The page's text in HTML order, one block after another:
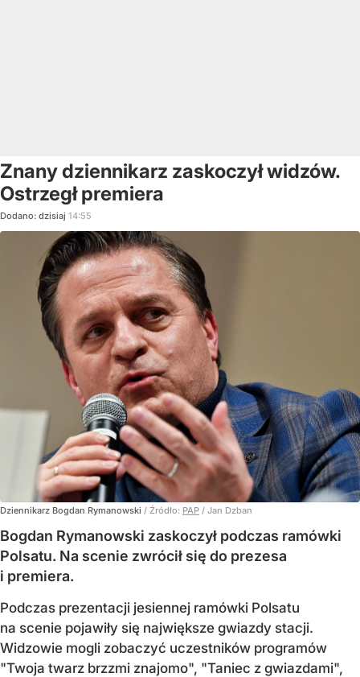
Znany dziennikarz zaskoczył widzów.
Ostrzegł premiera
Dodano: dzisiaj 14:55
Dziennikarz Bogdan Rymanowski / Źródło: PAP / Jan Dzban
Bogdan Rymanowski zaskoczył podczas ramówki
Polsatu. Na scenie zwrócił się do prezesa
i premiera.
Podczas prezentacji jesiennej ramówki Polsatu
na scenie pojawiły się największe gwiazdy stacji.
Widzowie mogli zobaczyć uczestników programów
"Twoja twarz brzzmi znajomo", "Taniec z gwiazdami",